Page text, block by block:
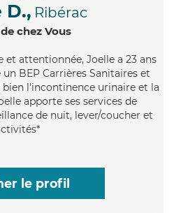
D., Ribérac
chez Vous
et attentionnée, Joelle a 23 ans
BEP Carrières Sanitaires et
bien l'incontinence urinaire et la
apporte ses services de
de nuit, lever/coucher et
le profil